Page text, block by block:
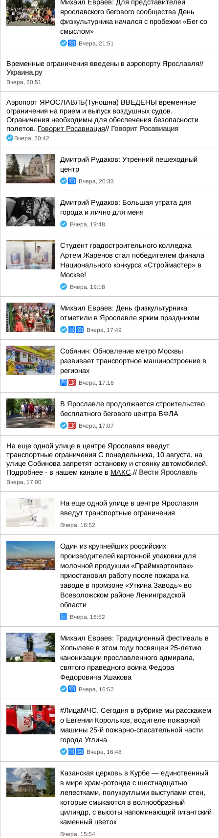
Михаил Евраев: Для представителей
ярославского бегового сообщества День
физкультурника начался с пробежки «Бег со
смыслом»
Вчера, 21:51
Временные ограничения введены в аэропорту Ярославля//
Украина.ру
Вчера, 20:51
Аэропорт ЯРОСЛАВЛЬ(Туношна) ВВЕДЕНЫ временные
ограничения на прием и выпуск воздушных судов.
Ограничения необходимы для обеспечения безопасности
полетов. Говорит Росавиация// Говорит Росавиация
Вчера, 20:42
Дмитрий Рудаков: Утренний пешеходный
центр
Вчера, 20:33
Дмитрий Рудаков: Большая утрата для
города и лично для меня
Вчера, 19:48
Студент градостроительного колледжа
Артем Жаренов стал победителем финала
Национального конкурса «Строймастер» в
Москве!
Вчера, 19:18
Михаил Евраев: День физкультурника
отметили в Ярославле ярким праздником
Вчера, 17:49
Собянин: Обновление метро Москвы
развивает транспортное машиностроение в
регионах
Вчера, 17:16
В Ярославле продолжается строительство
бесплатного бегового центра ВФЛА
Вчера, 17:07
На еще одной улице в центре Ярославля введут
транспортные ограничения С понедельника, 10 августа, на
улице Собинова запретят остановку и стоянку автомобилей.
Подробнее - в нашем канале в МАКС.// Вести Ярославль
Вчера, 17:00
На еще одной улице в центре Ярославля
введут транспортные ограничения
Вчера, 16:52
Один из крупнейших российских
производителей картонной упаковки для
молочной продукции «Праймкартонпак»
приостановил работу после пожара на
заводе в промзоне «Уткина Заводь» во
Всеволожском районе Ленинградской
области
Вчера, 16:52
Михаил Евраев: Традиционный фестиваль в
Хопылеве в этом году посвящен 25-летию
канонизации прославленного адмирала,
святого праведного воина Федора
Федоровича Ушакова
Вчера, 16:52
#ЛицаМЧС. Сегодня в рубрике мы расскажем
о Евгении Корольков, водителе пожарной
машины 25-й пожарно-спасательной части
города Углича
Вчера, 16:48
Казанская церковь в Курбе — единственный
в мире храм-ротонда с шестнадцатью
лепестками, полукруглыми выступами стен,
которые смыкаются в волнообразный
цилиндр, с высоты напоминающий гигантский
каменный цветок
Вчера, 15:54